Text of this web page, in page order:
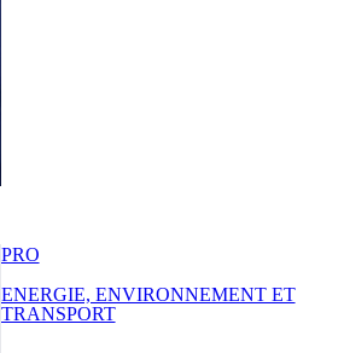
PRO
ENERGIE, ENVIRONNEMENT ET
TRANSPORT